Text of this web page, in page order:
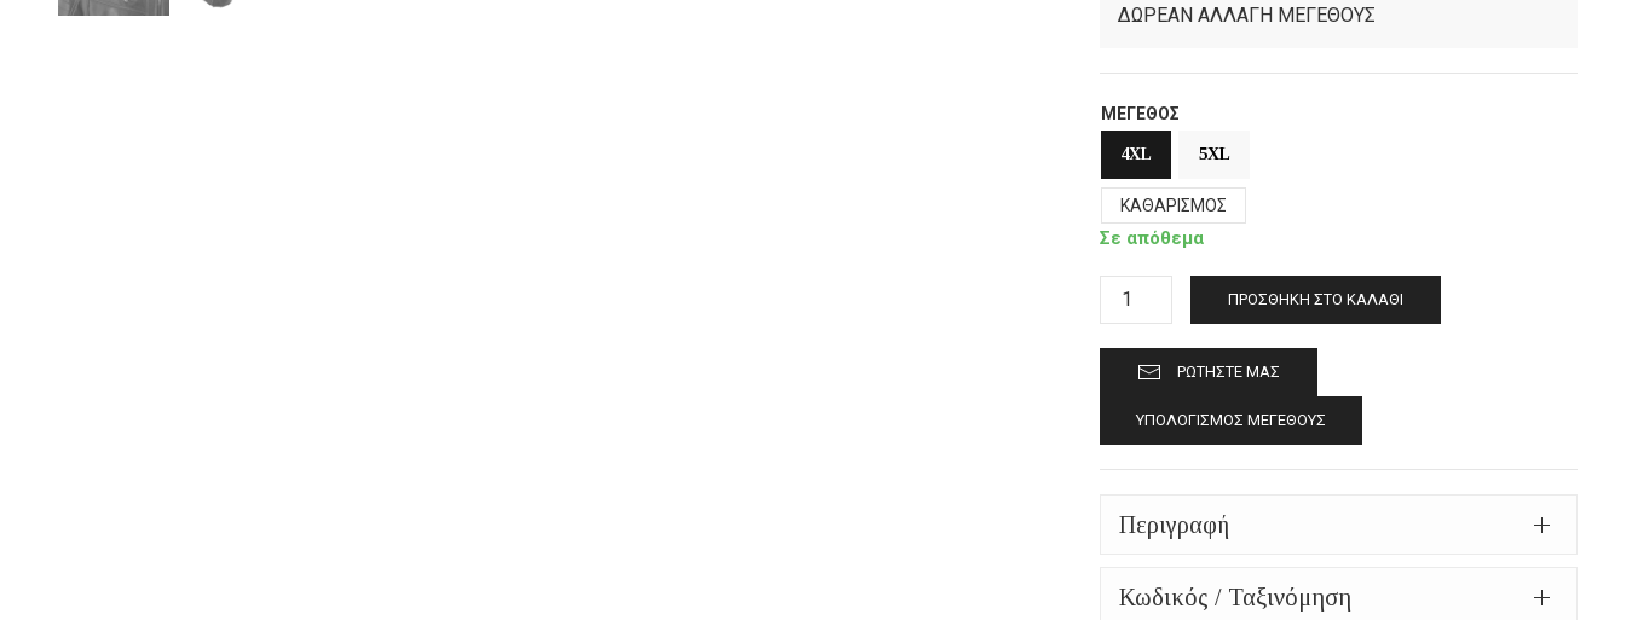
ΔΩΡΕΑΝ ΑΛΛΑΓΗ ΜΕΓΕΘΟΥΣ
ΜΈΓΕΘΟΣ
4XL 5XL
ΚΑΘΑΡΙΣΜΌΣ
Σε απόθεμα
Δερμάτινο
μπουφάν
Carlo
ΠΡΟΣΘΉΚΗ ΣΤΟ ΚΑΛΆΘΙ
ΡΩΤΉΣΤΕ ΜΑΣ
ΥΠΟΛΟΓΙΣΜΌΣ ΜΕΓΈΘΟΥΣ
Περιγραφή
Κωδικός / Ταξινόμηση